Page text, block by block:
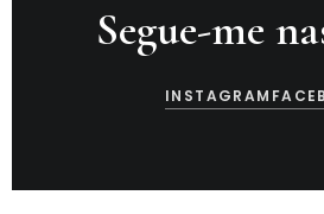
Segue-me
INSTAGRAM